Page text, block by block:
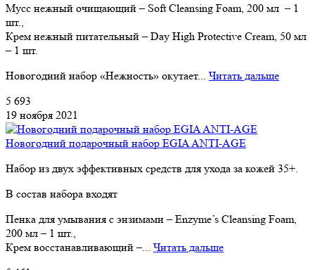
Мусс нежный очищающий – Soft Cleansing Foam, 200 мл – 1
шт.,
Крем нежный питательный – Day High Protective Cream, 50 мл
– 1 шт.
Новогодний набор «Нежность» окутает... Читать дальше
5 693
19 ноября 2021
Новогодний подарочный набор EGIA ANTI-AGE
Набор из двух эффективных средств для ухода за кожей 35+.
В состав набора входят
Пенка для умывания с энзимами – Enzyme’s Cleansing Foam,
200 мл – 1 шт.,
Крем восстанавливающий –... Читать дальше